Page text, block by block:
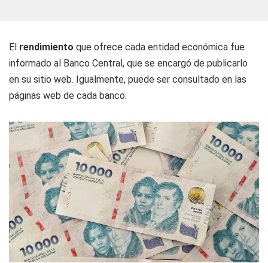
El rendimiento que ofrece cada entidad económica fue
informado al Banco Central, que se encargó de publicarlo
en su sitio web. Igualmente, puede ser consultado en las
páginas web de cada banco.